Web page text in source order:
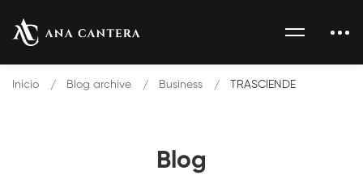
Blog
Inicio Blog archive Business TRASCIENDE